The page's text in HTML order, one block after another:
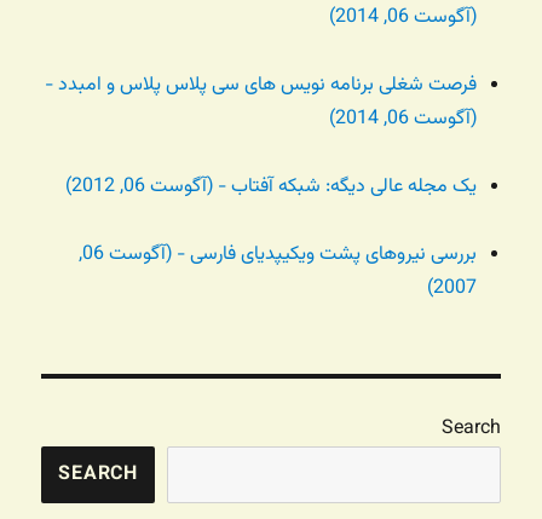
(آگوست 06, 2014)
فرصت شغلی برنامه نویس های سی پلاس پلاس و امبدد -
(آگوست 06, 2014)
یک مجله عالی دیگه: شبکه آفتاب - (آگوست 06, 2012)
بررسی نیروهای پشت ویکیپدیای فارسی - (آگوست 06,
2007)
Search
SEARCH